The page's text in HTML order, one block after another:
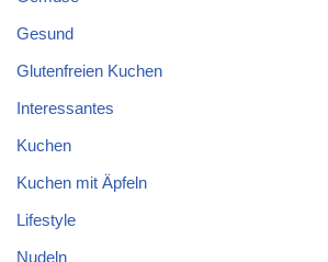
Gesund
Glutenfreien Kuchen
Interessantes
Kuchen
Kuchen mit Äpfeln
Lifestyle
Nudeln